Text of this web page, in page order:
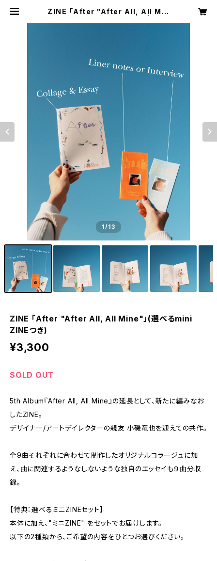
ZINE 「After "After All, All Min
1/13
ZINE 「After "After All, All Mine"」(選べるmini
ZINEつき)
¥3,300
SOLD OUT
5th Album『After All, All Mine』の延長として、新たに編みなお
したZINE。
デザイナー/アートデイレクターの親友 小磯竜也を迎えての共作。
全9曲それぞれに合わせて制作したオリジナルコラージュに加
え、曲に関連するようなしないような独自のエッセイも９曲分収
録。
【特典：選べるミニZINEセット】
本体に加え、"ミニZINE" をセットでお届けします。
以下の2種類から、ご希望の内容をひとつお選びください。